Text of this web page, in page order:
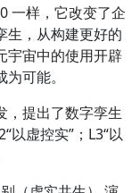
一样，它改变了企
生，从构建更好的
宇宙中的使用开辟
可能。
，提出了数字孪生
以虚控实”；L3“以